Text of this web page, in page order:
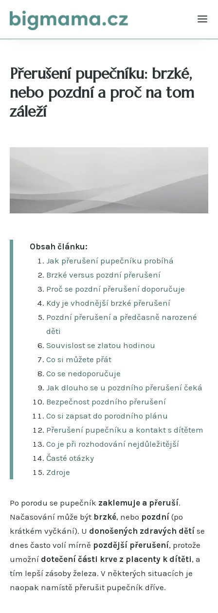
Přerušení pupečníku: brzké,
nebo pozdní a proč na tom
záleží
Obsah článku:
Jak přerušení pupečníku probíhá
Brzké versus pozdní přerušení
Proč se pozdní přerušení doporučuje
Kdy je vhodnější brzké přerušení
Pozdní přerušení a předčasně narozené
děti
Souvislost se zlatou hodinou
Co si můžete přát
Co se nedoporučuje
Jak dlouho se u pozdního přerušení čeká
Bezpečnost pozdního přerušení
Co si zapsat do porodního plánu
Přerušení pupečníku a kontakt s dítětem
Co je při rozhodování nejdůležitější
Časté otázky
Zdroje
Po porodu se pupečník zaklemuje a přeruší.
Načasování může být brzké, nebo pozdní (po
krátkém vyčkání). U donošených zdravých dětí se
dnes často volí mírně pozdější přerušení, protože
umožní dotečení části krve z placenty k dítěti, a
tím lepší zásoby železa. V některých situacích je
naopak namístě přerušit pupečník dříve.